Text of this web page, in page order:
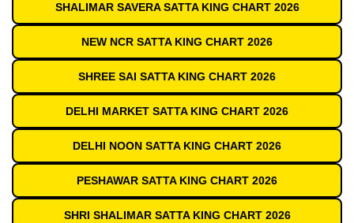
SHALIMAR SAVERA SATTA KING CHART 2026
NEW NCR SATTA KING CHART 2026
SHREE SAI SATTA KING CHART 2026
DELHI MARKET SATTA KING CHART 2026
DELHI NOON SATTA KING CHART 2026
PESHAWAR SATTA KING CHART 2026
SHRI SHALIMAR SATTA KING CHART 2026